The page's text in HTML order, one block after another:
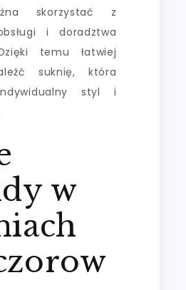
skorzystać z
i doradztwa
temu łatwiej
suknię, która
styl i
w